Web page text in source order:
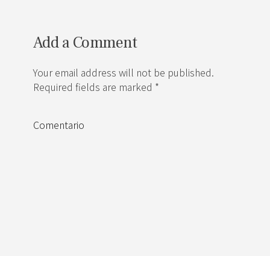
Add a Comment
Your email address will not be published.
Required fields are marked *
Comentario